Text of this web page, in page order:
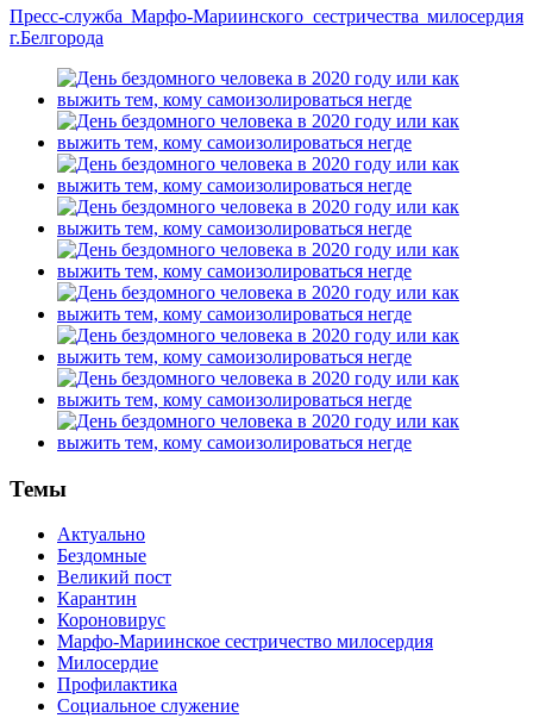
Пресс-служба Марфо-Мариинского сестричества милосердия
г.Белгорода
Темы
Актуально
Бездомные
Великий пост
Карантин
Короновирус
Марфо-Мариинское сестричество милосердия
Милосердие
Профилактика
Социальное служение